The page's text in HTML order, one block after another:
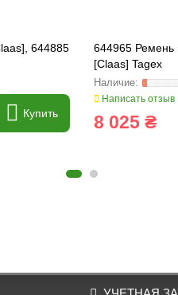
644885
Купить
644965 Ремень
[Claas] Tagex
Написать отзыв
8 025 ₴